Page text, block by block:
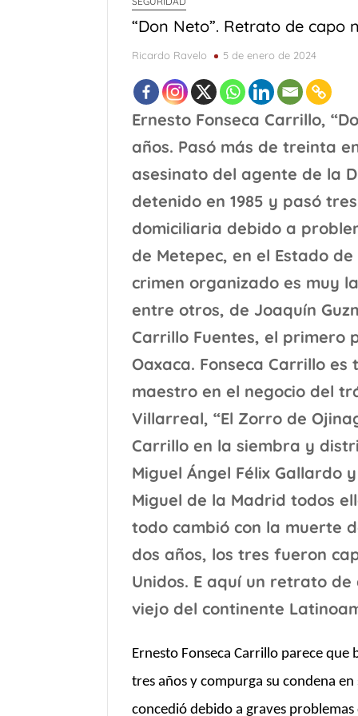
“Don Neto”. Retrato de capo
Ricardo Ravelo 5 de enero de 2024
Ernesto Fonseca Carrillo,
años. Pasó más de treinta
asesinato del agente de la
detenido en 1985 y pasó
domiciliaria debido a
de Metepec, en el Estado
crimen organizado es muy
entre otros, de Joaquín
Carrillo Fuentes, el primero
Oaxaca. Fonseca Carrillo
maestro en el negocio del
Villarreal, “El Zorro de
Carrillo en la siembra y
Miguel Ángel Félix Gallardo
Miguel de la Madrid todos
todo cambió con la muerte
dos años, los tres fueron
Unidos. E aquí un retrato
viejo del continente
Ernesto Fonseca Carrillo parece
tres años y compurga su condena
concedió debido a graves problemas